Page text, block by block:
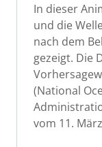
In dieser
und die
nach dem
gezeigt. Die
(National
vom 11.